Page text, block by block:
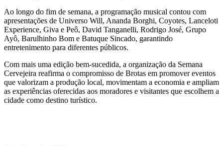
Ao longo do fim de semana, a programação musical contou com
apresentações de Universo Will, Ananda Borghi, Coyotes, Lanceloti
Experience, Giva e Peô, David Tanganelli, Rodrigo José, Grupo
Ayô, Barulhinho Bom e Batuque Sincado, garantindo
entretenimento para diferentes públicos.
Com mais uma edição bem-sucedida, a organização da Semana
Cervejeira reafirma o compromisso de Brotas em promover eventos
que valorizam a produção local, movimentam a economia e ampliam
as experiências oferecidas aos moradores e visitantes que escolhem a
cidade como destino turístico.